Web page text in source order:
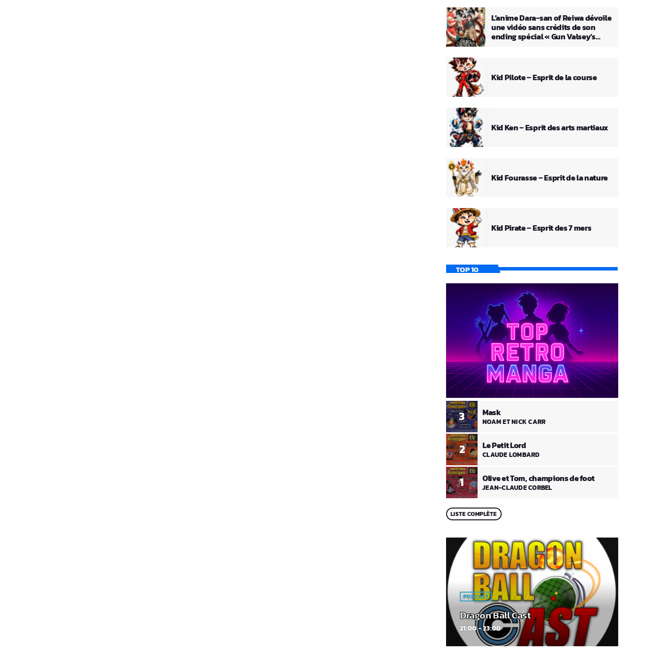
L’anime Dara-san of Reiwa dévoile
une vidéo sans crédits de son
ending spécial « Gun Valsey’s
Kid Pilote – Esprit de la course
Kid Ken – Esprit des arts martiaux
Kid Fourasse – Esprit de la nature
Kid Pirate – Esprit des 7 mers
TOP 10
1 Olive et Tom, champions de foot
JEAN-CLAUDE CORBEL
2 Le Petit Lord
CLAUDE LOMBARD
3 Mask
NOAM ET NICK CARR
LISTE COMPLÈTE
PODCAST
Dragon Ball Cast
21:00 - 23:00